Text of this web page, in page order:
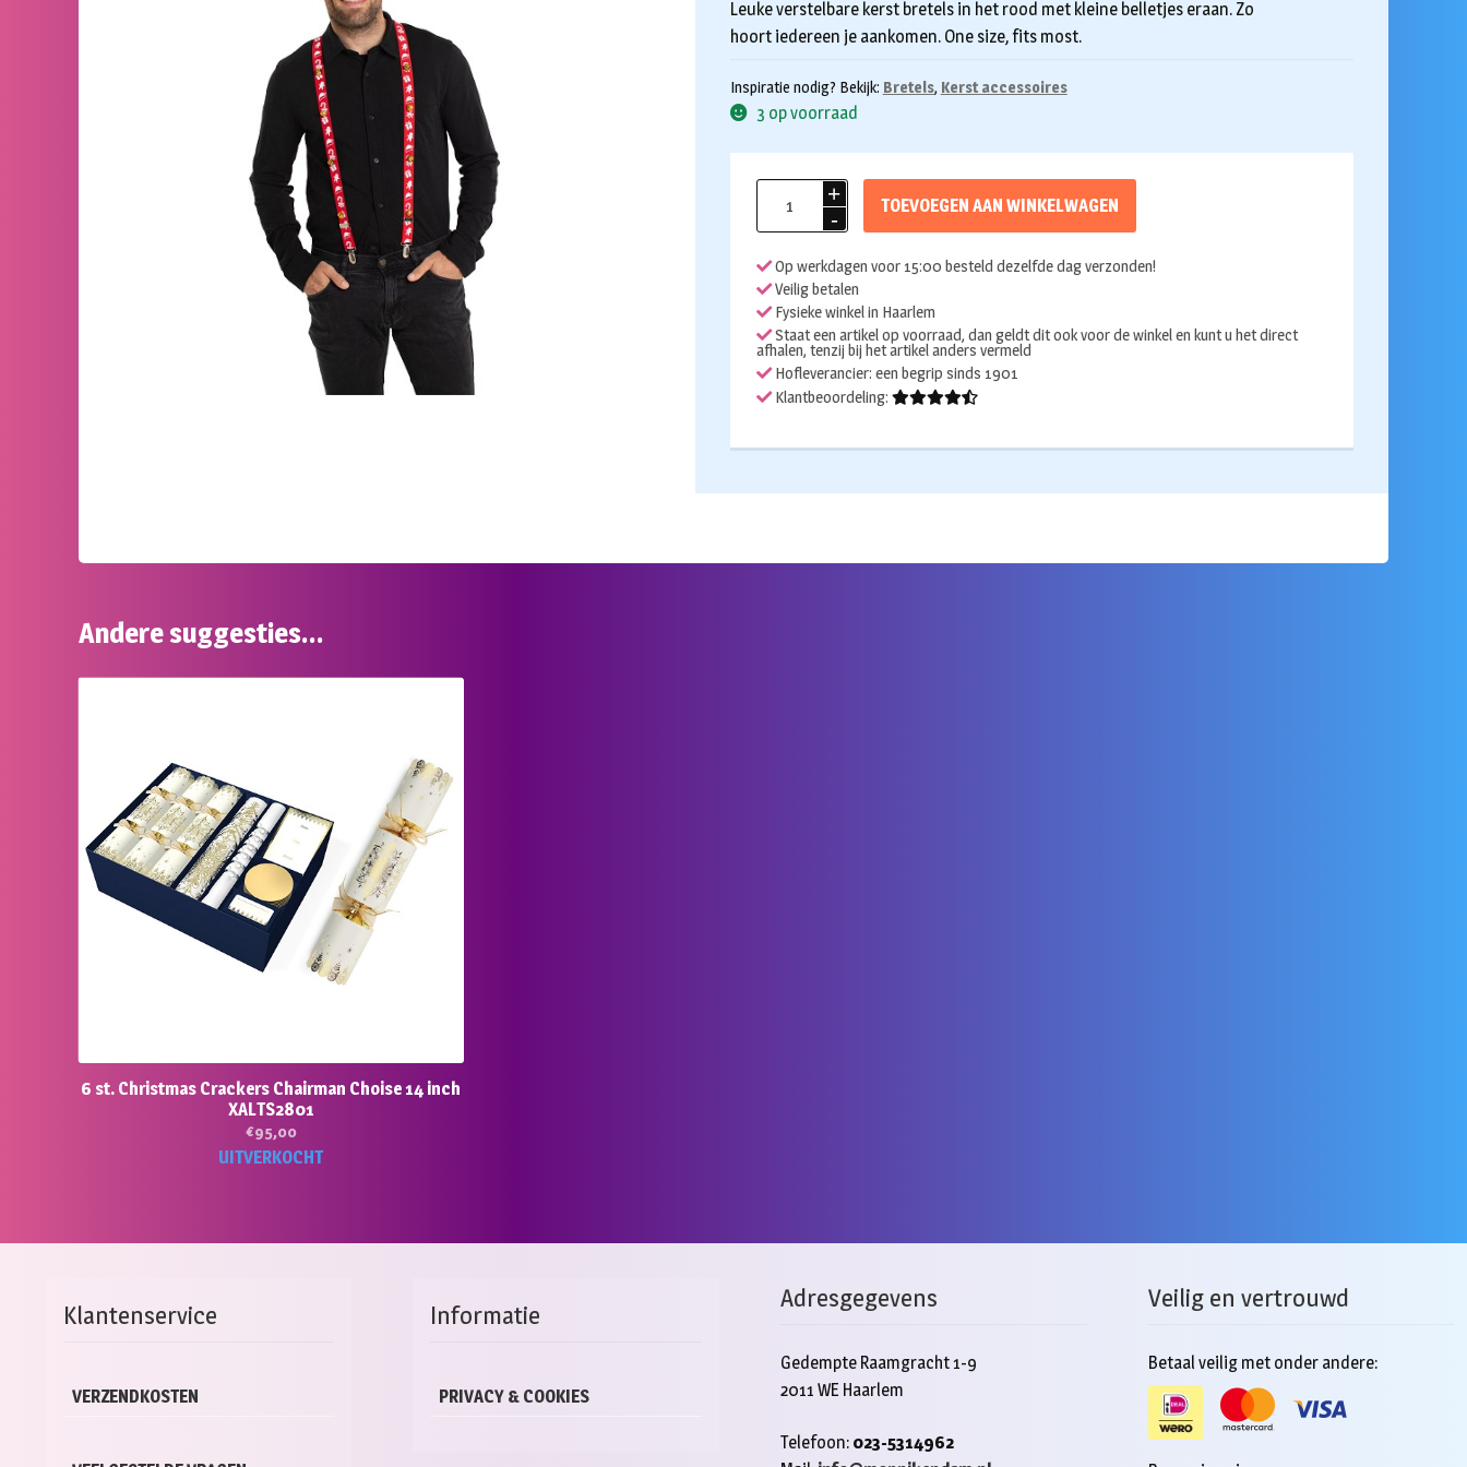
Leuke verstelbare kerst bretels in het rood met kleine belletjes eraan. Zo
hoort iedereen je aankomen. One size, fits most.
Inspiratie nodig? Bekijk: Bretels, Kerst accessoires
3 op voorraad
kerst
met
belletjes
aantal
TOEVOEGEN AAN WINKELWAGEN
Op werkdagen voor 15:00 besteld dezelfde dag verzonden!
Veilig betalen
Fysieke winkel in Haarlem
Staat een artikel op voorraad, dan geldt dit ook voor de winkel en kunt u het direct
afhalen, tenzij bij het artikel anders vermeld
Hofleverancier: een begrip sinds 1901
Klantbeoordeling:
Andere suggesties…
6 st. Christmas Crackers Chairman Choise 14 inch
XALTS2801
€95,00
UITVERKOCHT
Klantenservice
VERZENDKOSTEN
Informatie
PRIVACY & COOKIES
Adresgegevens
Gedempte Raamgracht 1-9
2011 WE Haarlem
Telefoon: 023-5314962
Veilig en vertrouwd
Betaal veilig met onder andere: